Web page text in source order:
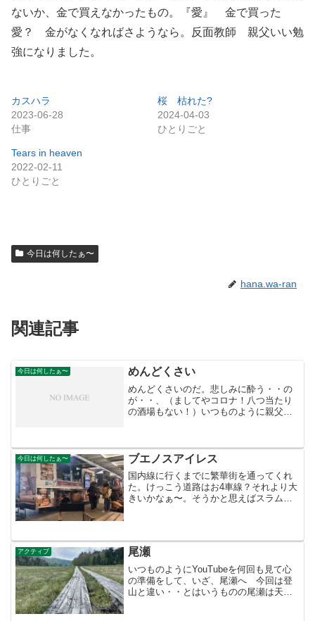
ないか、金で買えなかったもの。『愛』 金で買った
愛？ 金がなくなればさようなら。反面教師 親父いい勉
強になりました。
カスハラ
2023-06-28
仕事
桜 枯れた?
2024-04-03
ひとりごと
Tears in heaven
2022-02-11
ひとりごと
今日は何したぁ〜
hana.wa-ran
関連記事
今日は何したぁ〜 めんどくさい
めんどくさいのだ。悲しみに酔う・・の
が・・、（ましてやコロナ！八つ当たり
の酒場もない！）いつものように親父と
悲しくない。
今日は何したぁ〜 ブエノスアイレス
国内線に行くまでに繁華街を通ってくれ
た。けっこう道路はお4車線？それより大
きいかなぁ〜。そうかと思えばスラム街
方ない指さしがブレたのだ...
アクティブ 尾瀬
いつものようにYouTubeを何回も見て心
の準備をして、いざ、尾瀬へ 今回は登
山と違い・・とはいうものの尾瀬は天気